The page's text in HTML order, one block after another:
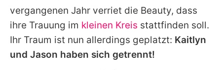
vergangenen Jahr verriet die Beauty, dass
ihre Trauung im kleinen Kreis stattfinden soll.
Ihr Traum ist nun allerdings geplatzt: Kaitlyn
und Jason haben sich getrennt!